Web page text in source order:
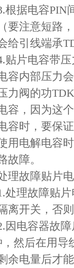
电容PIN间
要注意短路
给引线端承
电容带压
容内部压力
力阀的功
容，因为这
容时，要保
用电解电容
故障。
故障贴片电
故障贴片
离开关，否
容器故障
，然后在用导
余电量后才